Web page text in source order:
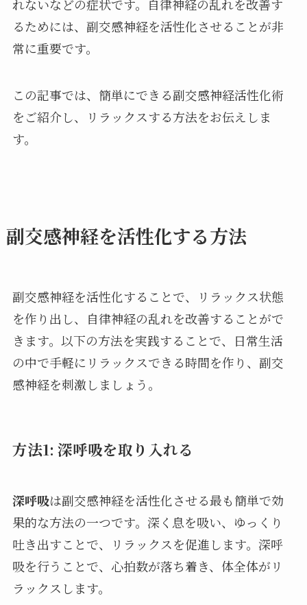
れないなどの症状です。自律神経の乱れを改善す
るためには、副交感神経を活性化させることが非
常に重要です。
この記事では、簡単にできる副交感神経活性化術
をご紹介し、リラックスする方法をお伝えしま
す。
副交感神経を活性化する方法
副交感神経を活性化することで、リラックス状態
を作り出し、自律神経の乱れを改善することがで
きます。以下の方法を実践することで、日常生活
の中で手軽にリラックスできる時間を作り、副交
感神経を刺激しましょう。
方法1: 深呼吸を取り入れる
深呼吸は副交感神経を活性化させる最も簡単で効
果的な方法の一つです。深く息を吸い、ゆっくり
吐き出すことで、リラックスを促進します。深呼
吸を行うことで、心拍数が落ち着き、体全体がリ
ラックスします。